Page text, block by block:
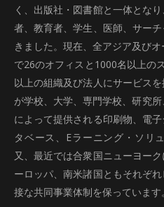
く、出版社・図書館と一体とな
者、教育者、学生、医師、サー
きました。現在、全アジア及び
で26のオフィスと1000名以上の
以上の組織及び法人にサービス
が学校、大学、専門学校、研究
によって提供される印刷物、電
タベース、Eラーニング・ソリ
又、最近では合衆国ニューヨー
ーロッパ、南米諸国ともそれぞ
接な共同事業体制を保っています。